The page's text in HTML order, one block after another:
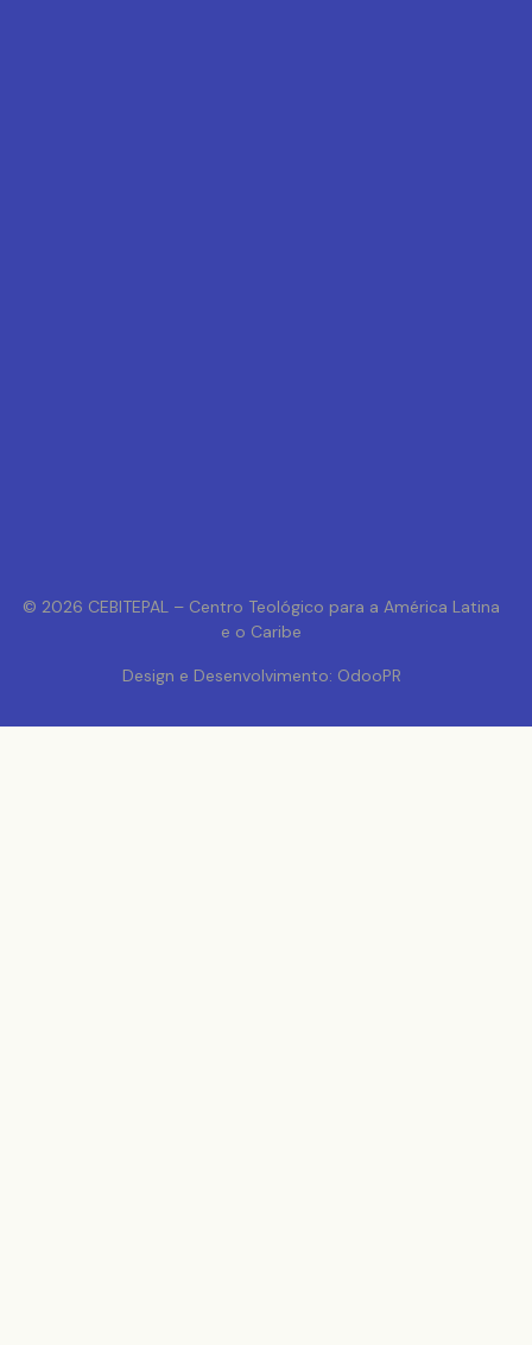
© 2026 CEBITEPAL – Centro Teológico para a América Latina
e o Caribe
Design e Desenvolvimento: OdooPR